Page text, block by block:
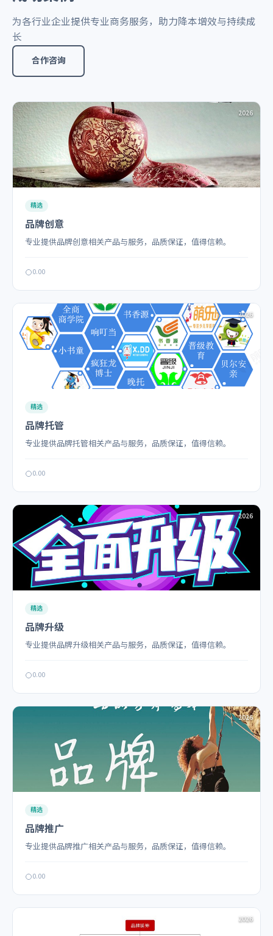
为各行业企业提供专业商务服务，助力降本增效与持续成
长
合作咨询
2026
精选
品牌创意
专业提供品牌创意相关产品与服务，品质保证，值得信赖。
0.00
2026
精选
品牌托管
专业提供品牌托管相关产品与服务，品质保证，值得信赖。
0.00
2026
精选
品牌升级
专业提供品牌升级相关产品与服务，品质保证，值得信赖。
0.00
2026
精选
品牌推广
专业提供品牌推广相关产品与服务，品质保证，值得信赖。
0.00
2026